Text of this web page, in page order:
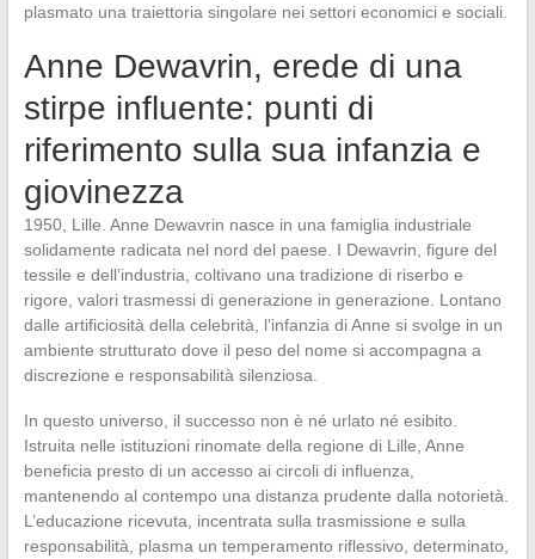
plasmato una traiettoria singolare nei settori economici e sociali.
Anne Dewavrin, erede di una
stirpe influente: punti di
riferimento sulla sua infanzia e
giovinezza
1950, Lille. Anne Dewavrin nasce in una famiglia industriale
solidamente radicata nel nord del paese. I Dewavrin, figure del
tessile e dell’industria, coltivano una tradizione di riserbo e
rigore, valori trasmessi di generazione in generazione. Lontano
dalle artificiosità della celebrità, l’infanzia di Anne si svolge in un
ambiente strutturato dove il peso del nome si accompagna a
discrezione e responsabilità silenziosa.
In questo universo, il successo non è né urlato né esibito.
Istruita nelle istituzioni rinomate della regione di Lille, Anne
beneficia presto di un accesso ai circoli di influenza,
mantenendo al contempo una distanza prudente dalla notorietà.
L’educazione ricevuta, incentrata sulla trasmissione e sulla
responsabilità, plasma un temperamento riflessivo, determinato,